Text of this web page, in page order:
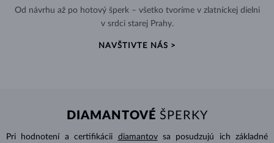
Od návrhu až po hotový šperk – všetko tvoríme v zlatníckej dielni
v srdci starej Prahy.
NAVŠTIVTE NÁS >
DIAMANTOVÉ ŠPERKY
Pri hodnotení a certifikácii diamantovsa posudzujú ich základné